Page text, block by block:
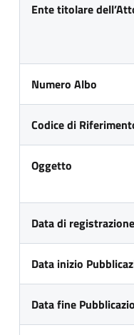
Ente titolare
Numero Albo
Codice di
Oggetto
Data di registrazione
Data inizio
Data fine